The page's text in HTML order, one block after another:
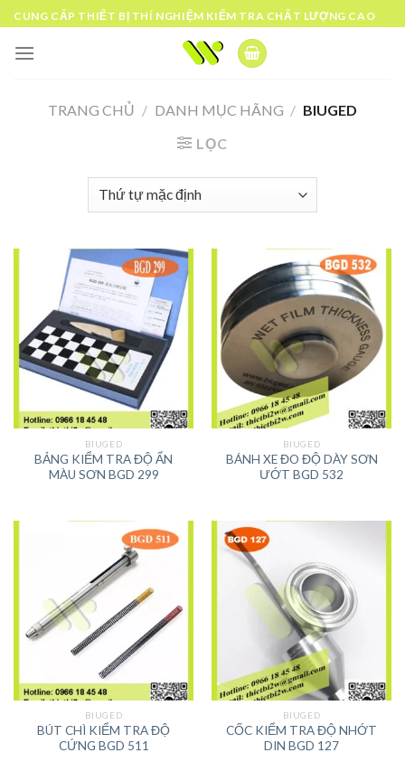
Skip
to
content
CUNG CẤP THIẾT BỊ THÍ NGHIỆM KIỂM TRA CHẤT LƯỢNG CAO
TRANG CHỦ / DANH MỤC HÃNG / BIUGED
LỌC
BIUGED
BẢNG KIỂM TRA ĐỘ ẨN
MÀU SƠN BGD 299
BIUGED
BÁNH XE ĐO ĐỘ DÀY SƠN
ƯỚT BGD 532
BIUGED
BÚT CHÌ KIỂM TRA ĐỘ
CỨNG BGD 511
BIUGED
CỐC KIỂM TRA ĐỘ NHỚT
DIN BGD 127